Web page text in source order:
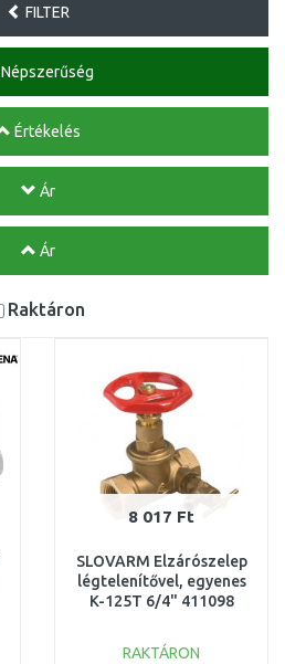
FILTER
Népszerűség
Értékelés
Ár
Ár
Raktáron
8 017 Ft
SLOVARM Elzárószelep
légtelenítővel, egyenes
K-125T 6/4" 411098
RAKTÁRON